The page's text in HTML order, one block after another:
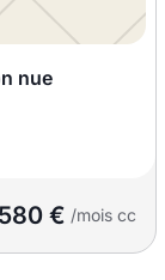
nue
580 € /mois cc